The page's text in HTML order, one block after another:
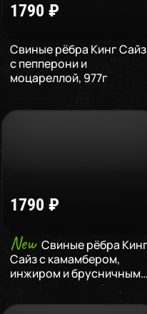
1790 ₽
Свиные рёбра Кинг Сайз
с пепперони и
моцареллой, 977г
1790 ₽
New Свиные рёбра
Сайз с камамбером,
инжиром и брусничным